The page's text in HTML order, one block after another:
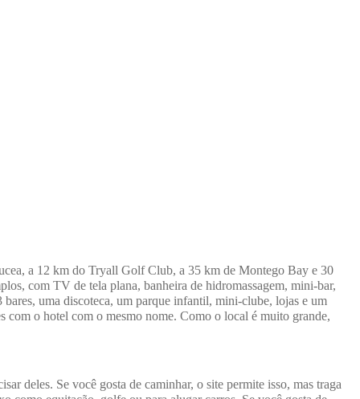
a 12 km do Tryall Golf Club, a 35 km de Montego Bay e 30
com TV de tela plana, banheira de hidromassagem, mini-bar,
uma discoteca, um parque infantil, mini-clube, lojas e um
com o hotel com o mesmo nome. Como o local é muito grande,
deles. Se você gosta de caminhar, o site permite isso, mas traga